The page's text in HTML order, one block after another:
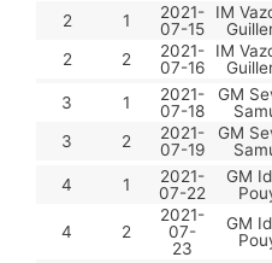
2 1
2021-
07-15
IM
2
2
2021-
07-16
IM
3 1
2021-
07-18
GM
3
2
2021-
07-19
GM
4 1
2021-
07-22
GM
4
2
2021-
07-
23
GM